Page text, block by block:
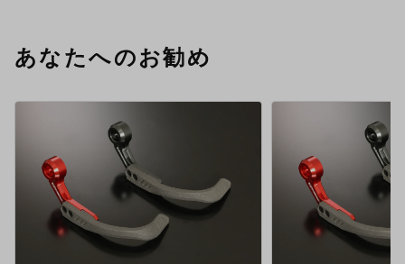
あなたへのお勧め